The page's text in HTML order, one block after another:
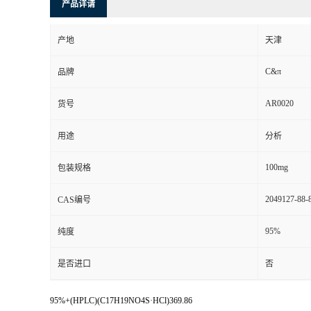
产品详请
产地 天津
品牌 C&π
货号 AR0020
用途 分析
包装规格 100mg
CAS编号 2049127-88-
纯度 95%
是否进口 否
95%+(HPLC)(C17H19NO4S·HCl)369.86